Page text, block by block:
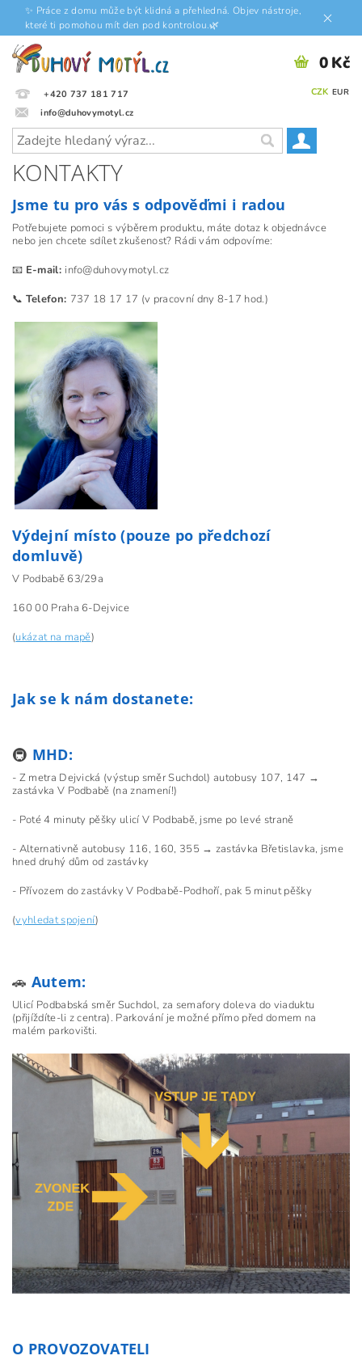
✨ Práce z domu může být klidná a přehledná. Objev nástroje,
které ti pomohou mít den pod kontrolou.🌿
+420 737 181 717
info@duhovymotyl.cz
CZK EUR
0 Kč
KONTAKTY
Jsme tu pro vás s odpověďmi i radou
Potřebujete pomoci s výběrem produktu, máte dotaz k objednávce
nebo jen chcete sdílet zkušenost? Rádi vám odpovíme:
📧 E-mail: info@duhovymotyl.cz
📞 Telefon: 737 18 17 17 (v pracovní dny 8-17 hod.)
Výdejní místo (pouze po předchozí
domluvě)
V Podbabě 63/29a
160 00 Praha 6-Dejvice
(ukázat na mapě)
Jak se k nám dostanete:
🚇 MHD:
- Z metra Dejvická (výstup směr Suchdol) autobusy 107, 147 →
zastávka V Podbabě (na znamení!)
- Poté 4 minuty pěšky ulicí V Podbabě, jsme po levé straně
- Alternativně autobusy 116, 160, 355 → zastávka Břetislavka, jsme
hned druhý dům od zastávky
- Přívozem do zastávky V Podbabě-Podhoří, pak 5 minut pěšky
(vyhledat spojení)
🚗 Autem:
Ulicí Podbabská směr Suchdol, za semafory doleva do viaduktu
(přijíždíte-li z centra). Parkování je možné přímo před domem na
malém parkovišti.
O PROVOZOVATELI